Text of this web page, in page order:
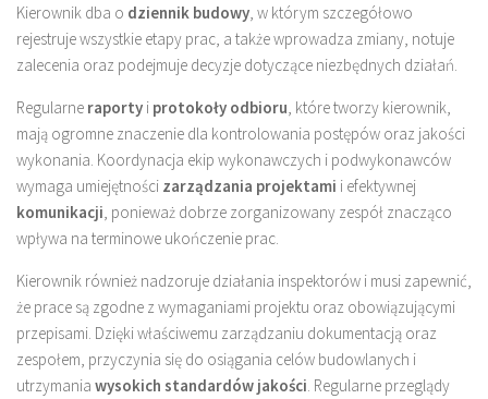
Kierownik dba o dziennik budowy, w którym szczegółowo
rejestruje wszystkie etapy prac, a także wprowadza zmiany, notuje
zalecenia oraz podejmuje decyzje dotyczące niezbędnych działań.
Regularne raporty i protokoły odbioru, które tworzy kierownik,
mają ogromne znaczenie dla kontrolowania postępów oraz jakości
wykonania. Koordynacja ekip wykonawczych i podwykonawców
wymaga umiejętności zarządzania projektami i efektywnej
komunikacji, ponieważ dobrze zorganizowany zespół znacząco
wpływa na terminowe ukończenie prac.
Kierownik również nadzoruje działania inspektorów i musi zapewnić,
że prace są zgodne z wymaganiami projektu oraz obowiązującymi
przepisami. Dzięki właściwemu zarządzaniu dokumentacją oraz
zespołem, przyczynia się do osiągania celów budowlanych i
utrzymania wysokich standardów jakości. Regularne przeglądy